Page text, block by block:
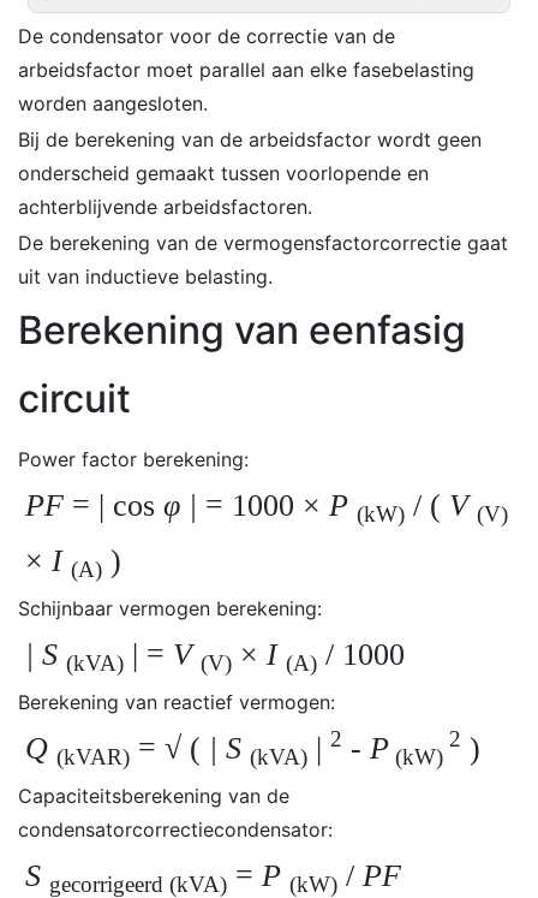
De condensator voor de correctie van de
arbeidsfactor moet parallel aan elke fasebelasting
worden aangesloten.
Bij de berekening van de arbeidsfactor wordt geen
onderscheid gemaakt tussen voorlopende en
achterblijvende arbeidsfactoren.
De berekening van de vermogensfactorcorrectie gaat
uit van inductieve belasting.
Berekening van eenfasig
circuit
Power factor berekening:
PF = | cos φ | = 1000 × P (kW) / ( V(V)
× I (A) )
Schijnbaar vermogen berekening:
| S (kVA) | = V(V) × I (A) / 1000
Berekening van reactief vermogen:
Q (kVAR) = √ ( | S (kVA) | 2 - P (kW)
2 )
Capaciteitsberekening van de
condensatorcorrectiecondensator:
S gecorrigeerd (kVA) = P (kW) / PF